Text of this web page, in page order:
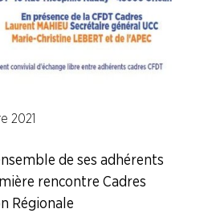
2021
de ses adhérents
rencontre Cadres
Régionale